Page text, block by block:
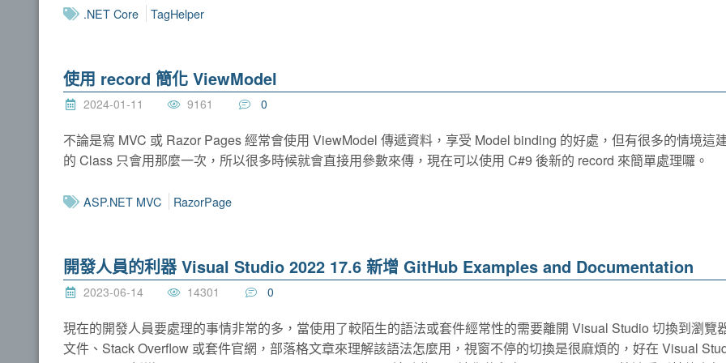
.NET Core TagHelper
使用 record 簡化 ViewModel
2024-01-11 9161 0
不論是寫 MVC 或 Razor Pages 經常會使用 ViewModel 傳遞資料，享受 Model binding 的好處，但有很多的情境這
的 Class 只會用那麼一次，所以很多時候就會直接用參數來傳，現在可以使用 C#9 後新的 record 來簡單處理囉。
ASP.NET MVC RazorPage
開發人員的利器 Visual Studio 2022 17.6 新增 GitHub Examples and Documentation
2023-06-14 14301 0
現在的開發人員要處理的事情非常的多，當使用了較陌生的語法或套件經常性的需要離開 Visual Studio 切換到瀏覽
文件、Stack Overflow 或套件官網，部落格文章來理解該語法怎麼用，視窗不停的切換是很麻煩的，好在 Visual